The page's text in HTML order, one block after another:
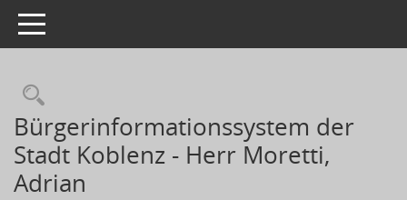
Toggle navigation
Bürgerinformationssystem der
Stadt Koblenz - Herr Moretti,
Adrian